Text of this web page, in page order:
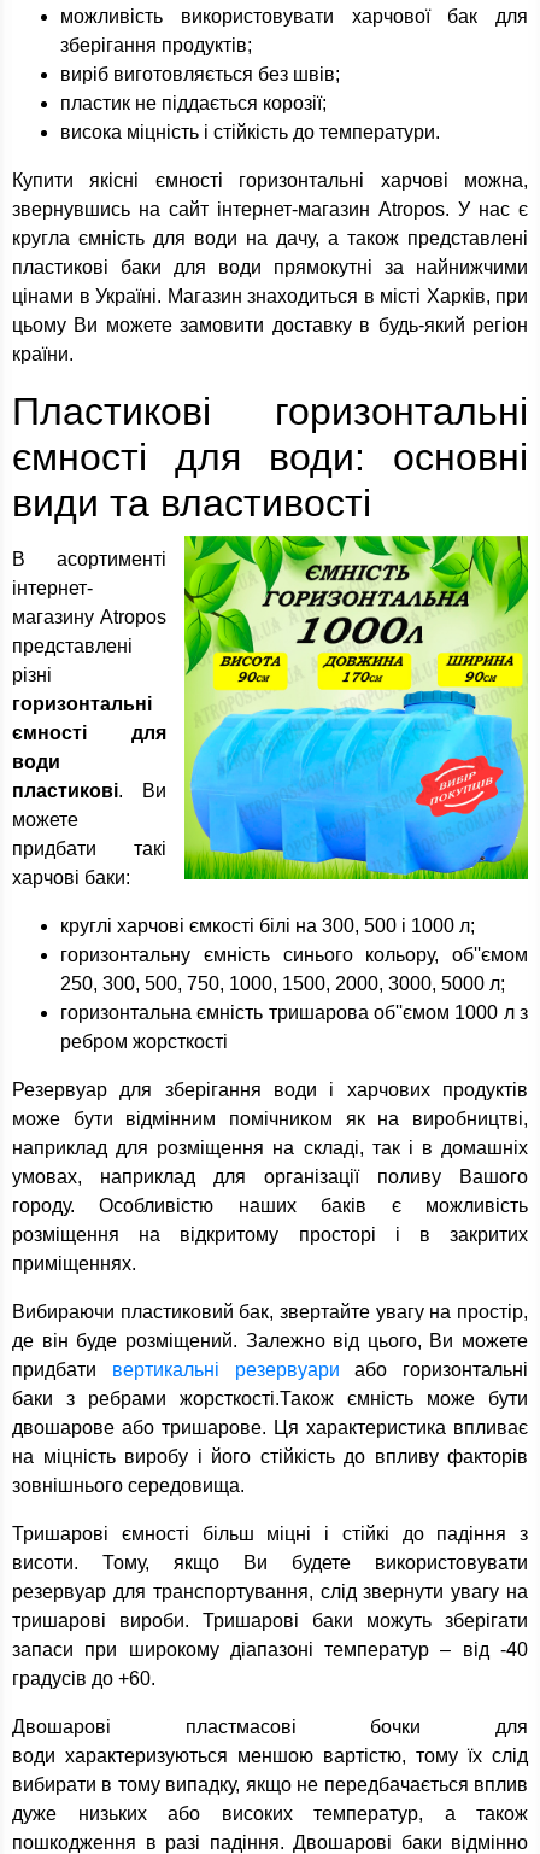
можливість використовувати харчової бак для
зберігання продуктів;
виріб виготовляється без швів;
пластик не піддається корозії;
висока міцність і стійкість до температури.
Купити якісні ємності горизонтальні харчові можна,
звернувшись на сайт інтернет-магазин Atropos. У нас є
кругла ємність для води на дачу, а також представлені
пластикові баки для води прямокутні за найнижчими
цінами в Україні. Магазин знаходиться в місті Харків, при
цьому Ви можете замовити доставку в будь-який регіон
країни.
Пластикові горизонтальні
ємності для води: основні
види та властивості
В асортименті
інтернет-
магазину Atropos
представлені
різні
горизонтальні
ємності для
води
пластикові. Ви
можете
придбати такі
харчові баки:
круглі харчові ємкості білі на 300, 500 і 1000 л;
горизонтальну ємність синього кольору, об''ємом
250, 300, 500, 750, 1000, 1500, 2000, 3000, 5000 л;
горизонтальна ємність тришарова об''ємом 1000 л з
ребром жорсткості
Резервуар для зберігання води і харчових продуктів
може бути відмінним помічником як на виробництві,
наприклад для розміщення на складі, так і в домашніх
умовах, наприклад для організації поливу Вашого
городу. Особливістю наших баків є можливість
розміщення на відкритому просторі і в закритих
приміщеннях.
Вибираючи пластиковий бак, звертайте увагу на простір,
де він буде розміщений. Залежно від цього, Ви можете
придбати вертикальні резервуари або горизонтальні
баки з ребрами жорсткості.Також ємність може бути
двошарове або тришарове. Ця характеристика впливає
на міцність виробу і його стійкість до впливу факторів
зовнішнього середовища.
Тришарові ємності більш міцні і стійкі до падіння з
висоти. Тому, якщо Ви будете використовувати
резервуар для транспортування, слід звернути увагу на
тришарові вироби. Тришарові баки можуть зберігати
запаси при широкому діапазоні температур – від -40
градусів до +60.
Двошарові пластмасові бочки для
води характеризуються меншою вартістю, тому їх слід
вибирати в тому випадку, якщо не передбачається вплив
дуже низьких або високих температур, а також
пошкодження в разі падіння. Двошарові баки відмінно